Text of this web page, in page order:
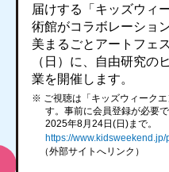
届けする「キッズウィ
術館がコラボレーショ
美まるごとアートフェ
（日）に、自由研究の
業を開催します。
※ ご視聴は「キッズウィーク
す。事前に会員登録が必要
2025年8月24日(日)まで。
https://www.kidsweekend.jp/
（外部サイトへリンク）